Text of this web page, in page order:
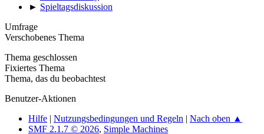
► Spieltagsdiskussion
Umfrage
Verschobenes Thema
Thema geschlossen
Fixiertes Thema
Thema, das du beobachtest
Benutzer-Aktionen
Hilfe | Nutzungsbedingungen und Regeln | Nach oben ▲
SMF 2.1.7 © 2026, Simple Machines